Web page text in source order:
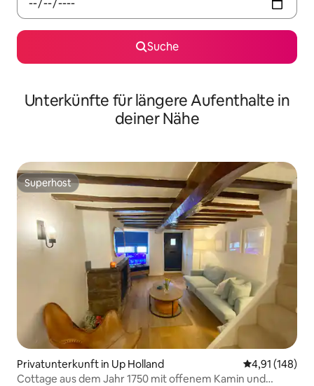
Suche
Unterkünfte für längere Aufenthalte in
deiner Nähe
Superhost
Superhost
Privatunterkunft in Up Holland
4,91 (148)
Cottage aus dem Jahr 1750 mit offenem Kamin und